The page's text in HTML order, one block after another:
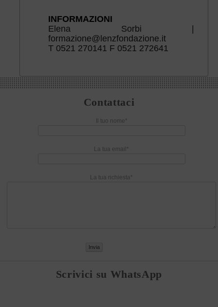
INFORMAZIONI
Elena Sorbi |
formazione@lenzfondazione.it
T 0521 270141 F 0521 272641
Contattaci
Il tuo nome*
La tua email*
La tua richiesta*
Scrivici su WhatsApp